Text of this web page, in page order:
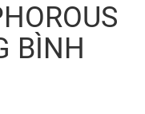
BÌNH